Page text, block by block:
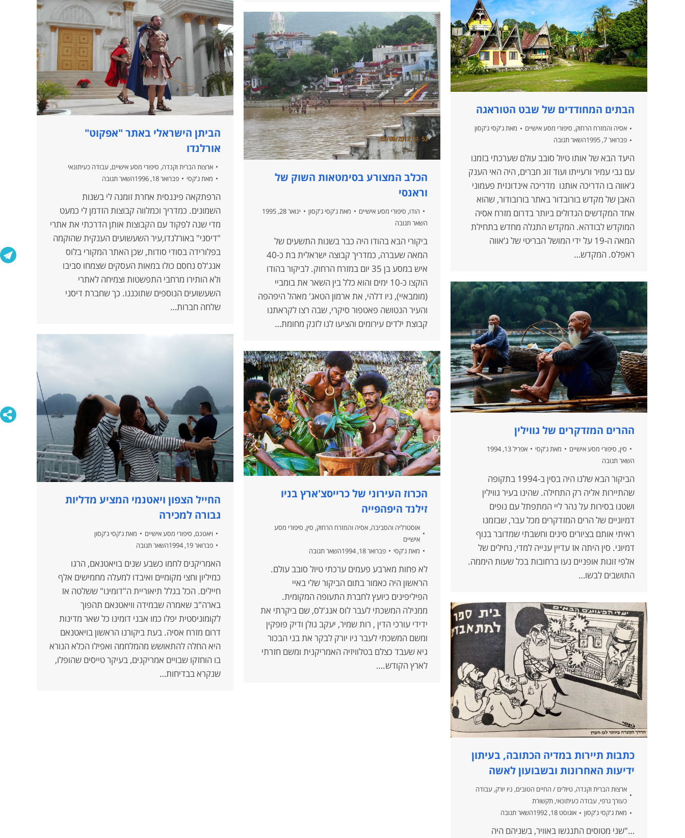
הביתן הישראלי באתר "אפקוט"
אורלנדו
ארצות הברית וקנדה, סיפורי מסע אישיים, עבודה כעיתונאי
מאתג'קסי פברואר 18, 1996 השאר תגובה
הרפתקאה פיננסית אחרת זומנה לי בשנות
השמונים. כמדריך וכמלווה קבוצות הזדמן לי כמעט
מדי שנה לפקוד עם הקבוצות אותן הדרכתי את אתרי
"דיסני" באורלנדו,עיר השעשועים הענקית שהוקמה
בפלורידה בסודי סודות, שכן האתר המקורי בלוס
אנג'לס נחסם כולו במאות העסקים שצמחו סביבו
ולא הותירו מרחבי התפשטות וצמיחה לאתרי
השעשועים הנוספים שתוכננו. כך שחברת דיסני
שלחה חברות…
הבתים המחודדים של שבט הטוראגה
אסיה והמזרח הרחוק, סיפורי מסע אישיים מאתג'קסי ג'קסון
פברואר 7, 1995
השאר תגובה
היעד הבא של אותו טיול סובב עולם שערכתי בזמנו
עם גבי עמיר ורעייתו ועוד זוג חברים, היה האי הענק
ג’אווה בו הדריכה אותנו מדריכה אינדונזית פעמוני
האבן של מקדש בורובדור באתר בורובודור, שהוא
אחד המקדשים הגדולים ביותר בדרום מזרח אסיה
המוקדש לבודהא. המקדש התגלה מחדש בתחילת
המאה ה-19 על ידי המושל הבריטי של ג’אווה
ראפלס. המקדש…
הכלב המצורע בסימטאות השוק של
וראנסי
הודו, סיפורי מסע אישיים מאתג'קסי ג'קסון
ינואר 28, 1995
השאר תגובה
ביקורי הבא בהודו היה כבר בשנות התשעים של
המאה שעברה, כמדריך קבוצה ישראלית בת כ-40
איש במסע בן 35 יום במזרח הרחוק. לביקור בהודו
הוקצו כ-10 ימים והוא כלל בין השאר את בומביי
(מומבאיי), ניו דלהי, את ארמון הטאג' מאהל היפהפה
והעיר הנטושה פאטפור סיקרי, שבה רצו לקראתנו
קבוצת ילדים עירומים והציעו לנו לזנק מחומת…
ההרים המזדקרים של גווילין
סין, סיפורי מסע אישיים מאתג'קסי
אפריל 13, 1994
השאר תגובה
הביקור הבא שלנו היה בסין ב-1994 בתקופה
שהתיירות אליה רק התחילה. שהינו בעיר גווילין
ושטנו בסירות על נהר ליי המתפתל עם נופים
דמיוניים של הרים המזדקרים מכל עבר, שבזמנו
ראיתי אותם בציורים סינים וחשבתי שמדובר בנוף
דמיוני. סין היתה אז עדיין ענייה למדי, נחילים של
אלפי זוגות אופניים נעו ברחובות בכל שעות היממה.
התושבים לבשו…
החייל הצפון ויאטנמי המציע מדליות
גבורה למכירה
ויאטנם, סיפורי מסע אישיים מאתג'קסי ג'קסון
פברואר 19, 1994
השאר תגובה
האמריקנים לחמו כשבע שנים בויאטנאם, הרגו
כמיליון וחצי מקומיים ואיבדו למעלה מחמישים אלף
חיילים. הכל בגלל תיאוריית ה"דומינו" ששלטה אז
בארה"ב שאמרה שבמידה וויאטנאם תהפוך
לקומוניסטית יפלו כמו אבני דומינו כל שאר מדינות
דרום מזרח אסיה. בעת ביקורנו הראשון בויאטנאם
היא החלה להתאושש מהמלחמה ואפילו הכלא הנורא
בו הוחזקו שבויים אמריקנים, בעיקר טייסים שהופלו,
שנקרא בבדיחות…
הכרוז העירוני של כרייסצ'ארץ בניו
זילנד היפהפייה
אוסטרליה והסביבה, אסיה והמזרח הרחוק, סין, סיפורי מסע
אישיים
מאתג'קסי פברואר 18, 1994 השאר תגובה
לא פחות מארבע פעמים ערכתי טיול סובב עולם.
הראשון היה כאמור בתום הביקור שלי באיי
הפיליפינים כיועץ לחברת התעופה המקומית.
ממנילה המשכתי לעבר לוס אנג'לס, שם ביקרתי את
ידידי עורכי הדין , רות שמיר, יעקב גולן ודיק פופקין
ומשם המשכתי לעבר ניו יורק לבקר את בני הבכור
גיא שעבד כצלם בטלוויזיה האמריקנית ומשם חזרתי
לארץ הקודש.…
כתבות תיירות במדיה הכתובה, בעיתון
ידיעות האחרונות ובשבועון לאשה
ארצות הברית וקנדה, טיולים / החיים הטובים, ניו יורק, עבודה
כעורך גרפי, עבודה כעיתונאי, תקשורת
מאתג'קסי ג'קסון אוגוסט 18, 1992 השאר תגובה
…"שני מטוסים התנגשו באוויר, בשניהם היה